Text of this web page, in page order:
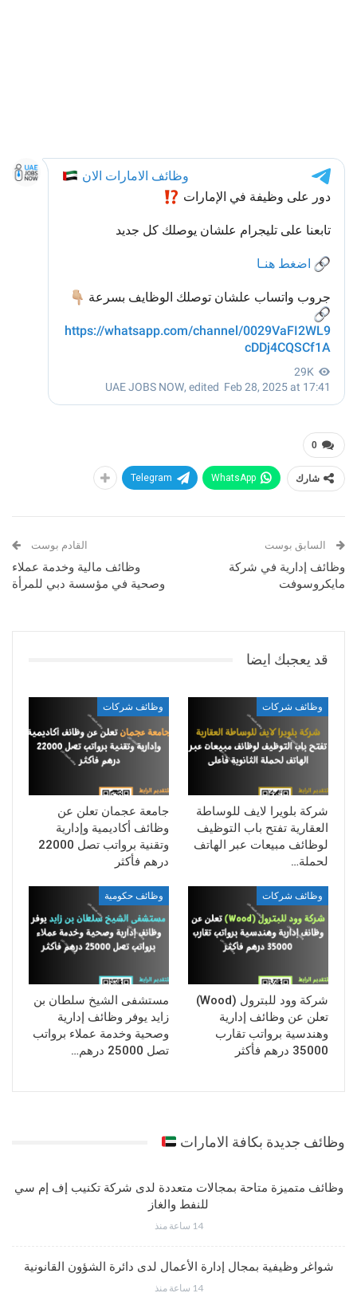
0
شارك WhatsApp
Telegram
السابق بوست
وظائف إدارية في شركة
مايكروسوفت
القادم بوست
وظائف مالية وخدمة عملاء
وصحية في مؤسسة دبي للمرأة
قد يعجبك ايضا
وظائف شركات
شركة بلويرا لايف للوساطة
العقارية تفتح باب التوظيف
لوظائف مبيعات عبر الهاتف
لحملة…
وظائف شركات
جامعة عجمان تعلن عن
وظائف أكاديمية وإدارية
وتقنية برواتب تصل 22000
درهم فأكثر
وظائف شركات
شركة وود للبترول (Wood)
تعلن عن وظائف إدارية
وهندسية برواتب تقارب
35000 درهم فأكثر
وظائف حكومية
مستشفى الشيخ سلطان بن
زايد يوفر وظائف إدارية
وصحية وخدمة عملاء برواتب
تصل 25000 درهم…
وظائف جديدة بكافة الامارات
وظائف متميزة متاحة بمجالات متعددة لدى شركة تكنيب إف إم سي
للنفط والغاز
14 ساعة منذ
شواغر وظيفية بمجال إدارة الأعمال لدى دائرة الشؤون القانونية
14 ساعة منذ